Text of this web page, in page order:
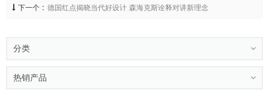
下一个 : 德国红点揭晓当代好设计 森海克斯诠释对讲新理念
分类
热销产品